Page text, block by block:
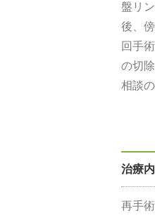
盤リ
後、
回手
の切
相談
治療
再手